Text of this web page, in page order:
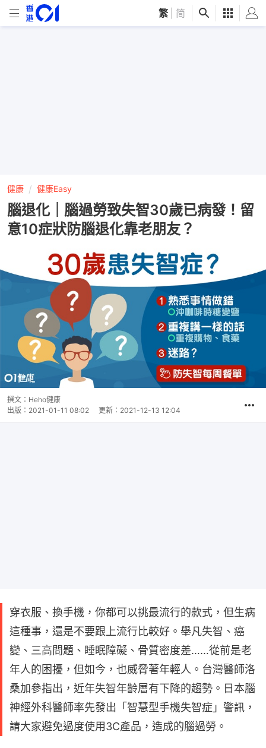
繁 简
健康 健康Easy
腦退化｜腦過勞致失智30歲已病發！留
意10症狀防腦退化靠老朋友？
撰文： Heho健康
出版： 2021-01-11 08:02 更新： 2021-12-13 12:04
穿衣服、換手機，你都可以挑最流行的款式，但生病
這種事，還是不要跟上流行比較好。舉凡失智、癌
變、三高問題、睡眠障礙、骨質密度差……從前是老
年人的困擾，但如今，也威脅著年輕人。台灣醫師洛
桑加參指出，近年失智年齡層有下降的趨勢。日本腦
神經外科醫師率先發出「智慧型手機失智症」警訊，
請大家避免過度使用3C產品，造成的腦過勞。